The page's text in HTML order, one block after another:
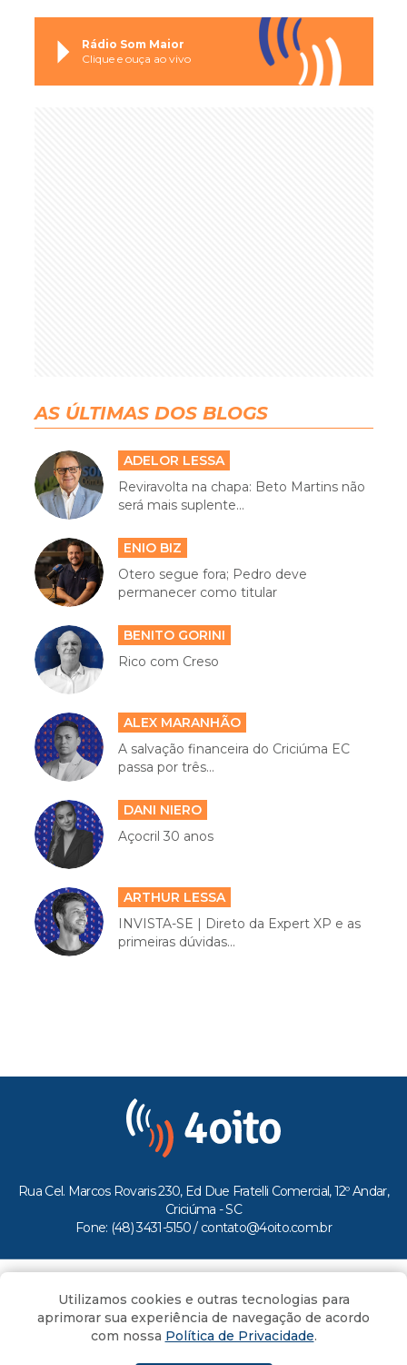
Rádio Som Maior
Clique e ouça ao vivo
AS ÚLTIMAS DOS BLOGS
ADELOR LESSA
Reviravolta na chapa: Beto Martins não
será mais suplente...
ENIO BIZ
Otero segue fora; Pedro deve
permanecer como titular
BENITO GORINI
Rico com Creso
ALEX MARANHÃO
A salvação financeira do Criciúma EC
passa por três...
DANI NIERO
Açocril 30 anos
ARTHUR LESSA
INVISTA-SE | Direto da Expert XP e as
primeiras dúvidas...
Rua Cel. Marcos Rovaris 230, Ed Due Fratelli Comercial, 12º Andar,
Criciúma - SC
Fone: (48) 3431-5150 / contato@4oito.com.br
Todos os direitos reservados ao Portal 4oito
Utilizamos cookies e outras tecnologias para
aprimorar sua experiência de navegação de acordo
com nossa Política de Privacidade.